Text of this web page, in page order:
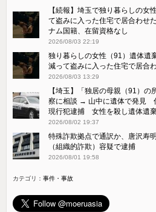
【続報】埼玉で独り暮らしの女
て盗みに入った住宅で居合わせ
ナム国籍、在留資格なし
2026/08/03 22:19
独り暮らしの女性（91）遺体遺
減って盗みに入った住宅で居合
2026/08/03 13:29
【埼玉】「独居の母親（91）
察に相談 → 山中に遺体で発見
現行犯逮捕 女性を殺し遺体遺
2026/08/02 19:37
特殊詐欺拠点で通訳か、唐沢寿
（組織的詐欺）容疑で逮捕
2026/08/01 19:58
カテゴリ：事件・事故